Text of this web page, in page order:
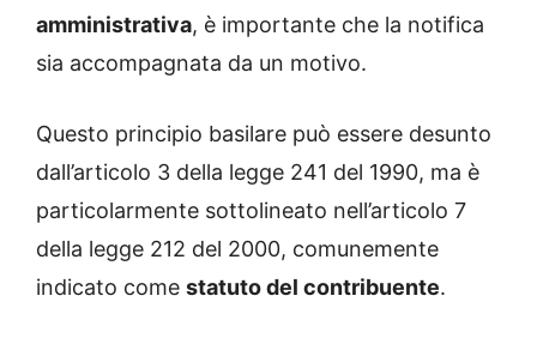
amministrativa, è importante che la notifica
sia accompagnata da un motivo.
Questo principio basilare può essere desunto
dall’articolo 3 della legge 241 del 1990, ma è
particolarmente sottolineato nell’articolo 7
della legge 212 del 2000, comunemente
indicato come statuto del contribuente.